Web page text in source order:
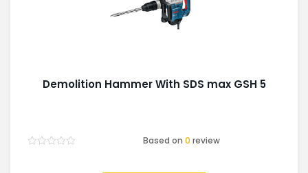
Demolition Hammer With SDS max GSH 5
Based on0 review